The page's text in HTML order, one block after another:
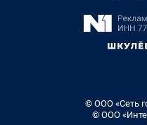
© ООО «Сеть
© ООО